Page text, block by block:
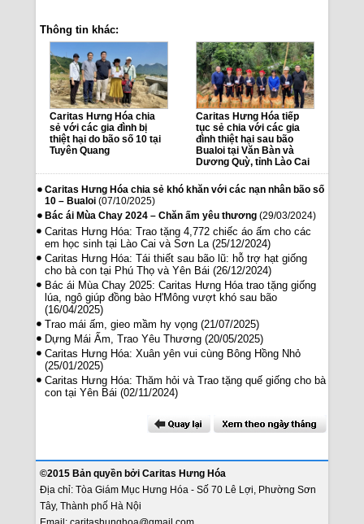
Thông tin khác:
Caritas Hưng Hóa chia
sẻ với các gia đình bị
thiệt hại do bão số 10 tại
Tuyên Quang
Caritas Hưng Hóa tiếp
tục sẻ chia với các gia
đình thiệt hại sau bão
Bualoi tại Văn Bàn và
Dương Quỳ, tỉnh Lào Cai
Caritas Hưng Hóa chia sẻ khó khăn với các nạn nhân bão số
10 – Bualoi (07/10/2025)
Bác ái Mùa Chay 2024 – Chăn ấm yêu thương (29/03/2024)
Caritas Hưng Hóa: Trao tặng 4,772 chiếc áo ấm cho các
em học sinh tại Lào Cai và Sơn La (25/12/2024)
Caritas Hưng Hóa: Tái thiết sau bão lũ: hỗ trợ hạt giống
cho bà con tại Phú Thọ và Yên Bái (26/12/2024)
Bác ái Mùa Chay 2025: Caritas Hưng Hóa trao tặng giống
lúa, ngô giúp đồng bào H'Mông vượt khó sau bão
(16/04/2025)
Trao mái ấm, gieo mầm hy vọng (21/07/2025)
Dựng Mái Ấm, Trao Yêu Thương (20/05/2025)
Caritas Hưng Hóa: Xuân yên vui cùng Bông Hồng Nhỏ
(25/01/2025)
Caritas Hưng Hóa: Thăm hỏi và Trao tặng quế giống cho bà
con tại Yên Bái (02/11/2024)
©2015 Bản quyền bởi Caritas Hưng Hóa
Địa chỉ: Tòa Giám Mục Hưng Hóa - Số 70 Lê Lợi, Phường Sơn
Tây, Thành phố Hà Nội